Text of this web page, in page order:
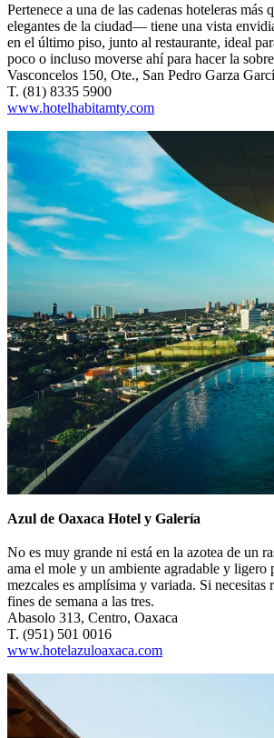
Pertenece a una de las cadenas hoteleras
elegantes de la ciudad— tiene una vista
en el último piso, junto al restaurante, ideal
poco o incluso moverse ahí para hacer la
Vasconcelos 150, Ote., San Pedro Garza
T. (81) 8335 5900
www.hotelhabitamty.com
Azul de Oaxaca Hotel y Galería
No es muy grande ni está en la azotea de un
ama el mole y un ambiente agradable y ligero
mezcales es amplísima y variada. Si
fines de semana a las tres.
Abasolo 313, Centro, Oaxaca
T. (951) 501 0016
www.hotelazuloaxaca.com